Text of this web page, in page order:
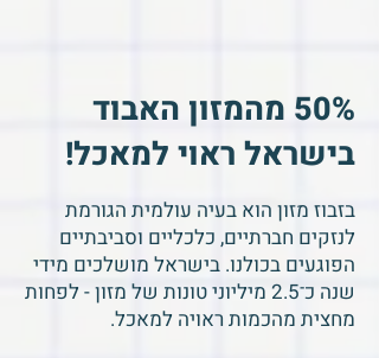
50% מהמזון האבוד
בישראל ראוי למאכל!
בזבוז מזון הוא בעיה עולמית הגורמת
לנזקים חברתיים, כלכליים וסביבתיים
הפוגעים בכולנו. בישראל מושלכים מידי
שנה כ־2.5 מיליוני טונות של מזון - לפחות
מחצית מהכמות ראויה למאכל.